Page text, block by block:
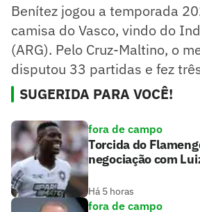
Benítez jogou a temporada
camisa do Vasco, vindo do
(ARG). Pelo Cruz-Maltino, o
disputou 33 partidas e fez
SUGERIDA PARA VOCÊ!
fora de campo
Torcida do
negociação com
Há 5 horas
fora de campo